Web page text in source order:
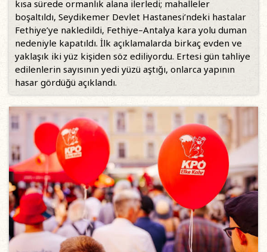
kısa sürede ormanlık alana ilerledi; mahalleler
boşaltıldı, Seydikemer Devlet Hastanesi’ndeki hastalar
Fethiye’ye nakledildi, Fethiye–Antalya kara yolu duman
nedeniyle kapatıldı. İlk açıklamalarda birkaç evden ve
yaklaşık iki yüz kişiden söz ediliyordu. Ertesi gün tahliye
edilenlerin sayısının yedi yüzü aştığı, onlarca yapının
hasar gördüğü açıklandı.